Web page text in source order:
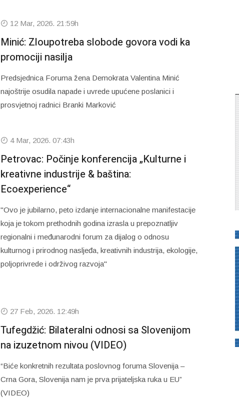
12 Mar, 2026. 21:59h
Minić: Zloupotreba slobode govora vodi ka
promociji nasilja
Predsjednica Foruma žena Demokrata Valentina Minić
najoštrije osudila napade i uvrede upućene poslanici i
prosvjetnoj radnici Branki Marković
4 Mar, 2026. 07:43h
Petrovac: Počinje konferencija „Kulturne i
kreativne industrije & baština:
Ecoexperience“
"Ovo je jubilarno, peto izdanje internacionalne manifestacije
koja je tokom prethodnih godina izrasla u prepoznatljiv
regionalni i međunarodni forum za dijalog o odnosu
kulturnog i prirodnog nasljeđa, kreativnih industrija, ekologije,
poljoprivrede i održivog razvoja"
27 Feb, 2026. 12:49h
Tufegdžić: Bilateralni odnosi sa Slovenijom
na izuzetnom nivou (VIDEO)
“Biće konkretnih rezultata poslovnog foruma Slovenija –
Crna Gora, Slovenija nam je prva prijateljska ruka u EU”
(VIDEO)